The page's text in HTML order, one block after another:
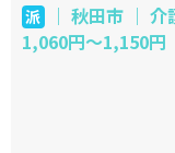
派｜ 秋田市 ｜ 介
1,060円～1,150円